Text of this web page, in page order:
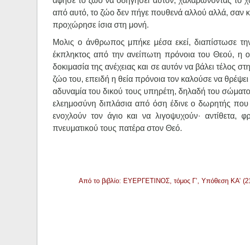
από αυτό, το ζώο δεν πήγε πουθενά αλλού αλλά, σαν
προχώρησε ίσια στη μονή.
Μολις ο άνθρωπος μπήκε μέσα εκεί, διαπίστωσε
έκπληκτος από την ανείπωτη πρόνοια του Θεού, η
δοκιμασία της ανέχειας και σε αυτόν να βάλει τέλος
ζώο του, επειδή η θεία πρόνοια τον καλούσε να
αδυναμία του δικού τους υπηρέτη, δηλαδή του
ελεημοσύνη διπλάσια από όση έδινε ο δωρητής
ενοχλούν τον άγιο και να λιγοψυχούν· αντίθετα,
πνευματικού τους πατέρα στον Θεό.
Από το βιβλίο: ΕΥΕΡΓΕΤΙΝΟΣ, τόμος Γ’, Υπόθεση ΚΑ’